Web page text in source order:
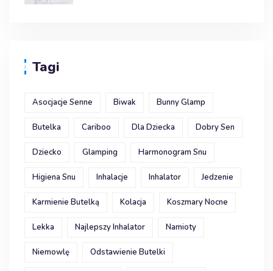
Tagi
Asocjacje Senne Biwak Bunny Glamp
Butelka Cariboo Dla Dziecka Dobry Sen
Dziecko Glamping Harmonogram Snu
Higiena Snu Inhalacje Inhalator Jedzenie
Karmienie Butelką Kolacja Koszmary Nocne
Lekka Najlepszy Inhalator Namioty
Niemowlę Odstawienie Butelki